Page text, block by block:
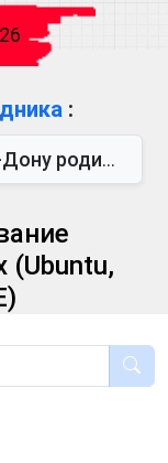
:
Виктора Михайло...
(Ubuntu,